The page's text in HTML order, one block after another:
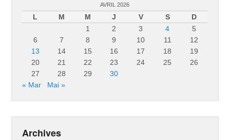
AVRIL 2026
L M M J V S
D
1
2 3 4
5
6
7 8 9 10 11
12
13
14 15 16 17 18
19
20
21 22 23 24 25
26
27
28 29
30
« Mar
Mai »
Archives